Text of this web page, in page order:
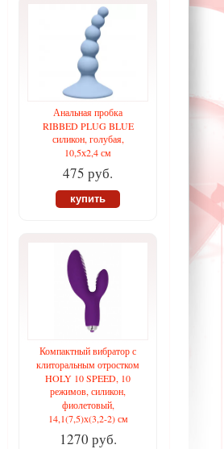
Анальная пробка
RIBBED PLUG BLUE
силикон, голубая,
10,5х2,4 см
475 руб.
купить
Компактный вибратор с
клиторальным отростком
HOLY 10 SPEED, 10
режимов, силикон,
фиолетовый,
14,1(7,5)х(3,2-2) см
1270 руб.